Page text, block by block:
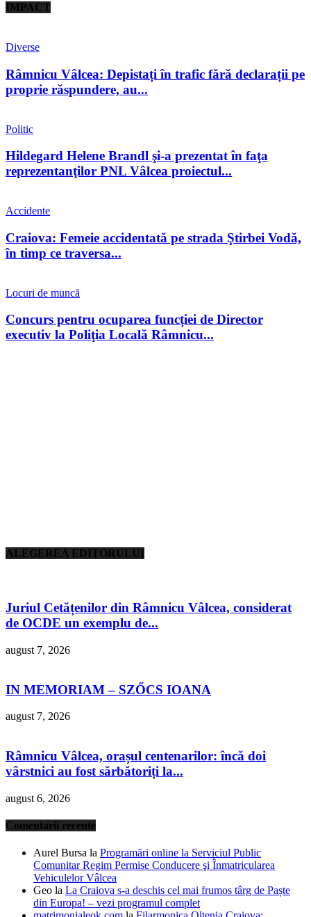
IMPACT
Diverse
Râmnicu Vâlcea: Depistați în trafic fără declarații pe
proprie răspundere, au...
Politic
Hildegard Helene Brandl şi-a prezentat în faţa
reprezentanţilor PNL Vâlcea proiectul...
Accidente
Craiova: Femeie accidentată pe strada Ştirbei Vodă,
în timp ce traversa...
Locuri de muncă
Concurs pentru ocuparea funcției de Director
executiv la Poliţia Locală Râmnicu...
ALEGEREA EDITORULUI
Juriul Cetățenilor din Râmnicu Vâlcea, considerat
de OCDE un exemplu de...
august 7, 2026
IN MEMORIAM – SZŐCS IOANA
august 7, 2026
Râmnicu Vâlcea, orașul centenarilor: încă doi
vârstnici au fost sărbătoriți la...
august 6, 2026
Comentarii recente
Aurel Bursa la Programări online la Serviciul Public
Comunitar Regim Permise Conducere şi Înmatricularea
Vehiculelor Vâlcea
Geo la La Craiova s-a deschis cel mai frumos târg de Paște
din Europa! – vezi programul complet